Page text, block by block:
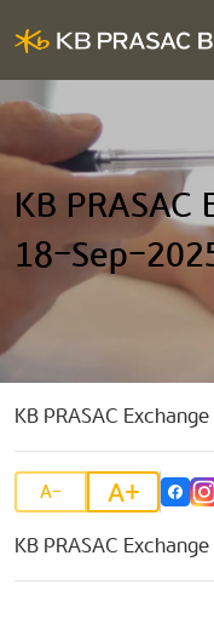
KB PRASAC
18-Sep-
KB PRASAC
A- A+
KB PRASAC